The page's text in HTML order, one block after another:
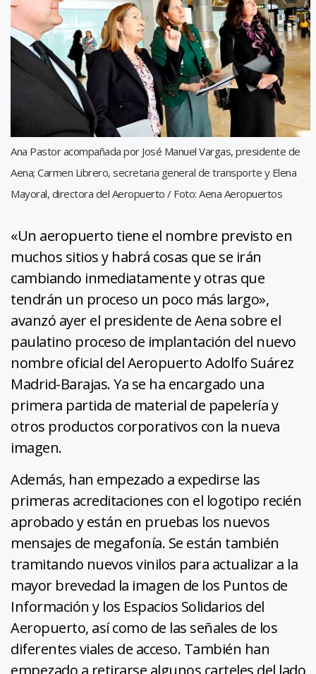
Ana Pastor acompañada por José Manuel Vargas, presidente de
Aena; Carmen Librero, secretaria general de transporte y Elena
Mayoral, directora del Aeropuerto / Foto: Aena Aeropuertos
«Un aeropuerto tiene el nombre previsto en
muchos sitios y habrá cosas que se irán
cambiando inmediatamente y otras que
tendrán un proceso un poco más largo»,
avanzó ayer el presidente de Aena sobre el
paulatino proceso de implantación del nuevo
nombre oficial del Aeropuerto Adolfo Suárez
Madrid-Barajas. Ya se ha encargado una
primera partida de material de papelería y
otros productos corporativos con la nueva
imagen.
Además, han empezado a expedirse las
primeras acreditaciones con el logotipo recién
aprobado y están en pruebas los nuevos
mensajes de megafonía. Se están también
tramitando nuevos vinilos para actualizar a la
mayor brevedad la imagen de los Puntos de
Información y los Espacios Solidarios del
Aeropuerto, así como de las señales de los
diferentes viales de acceso. También han
empezado a retirarse algunos carteles del lado